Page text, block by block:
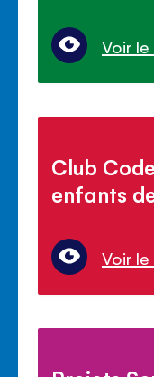
Voir le
Club
enfants
Voir le